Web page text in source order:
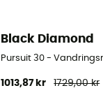
Black Diamond
Pursuit 30 -
1013,87 kr 1729,00 kr